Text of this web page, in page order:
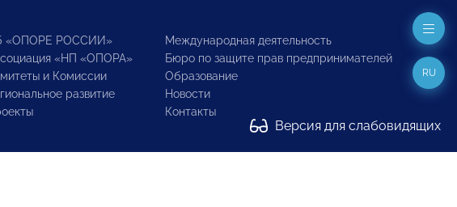
«ОПОРЕ РОССИИ»
«НП «ОПОРА»
и Комиссии
развитие
Международная деятельность
Бюро по защите прав предпринимателей
Образование
Новости
Контакты
Версия для слабовидящих
RU